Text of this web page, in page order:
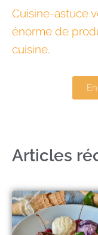
Cuisine-astuce
énorme de
cuisine.
Articles